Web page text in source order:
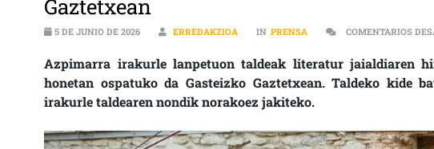
Gaztetxean
5 DE JUNIO DE 2026 ERREDAKZIOA IN PRENSA COMENTARIOS
Azpimarra irakurle lanpetuon taldeak literatur jaialdiaren
honetan ospatuko da Gasteizko Gaztetxean. Taldeko kide
irakurle taldearen nondik norakoez jakiteko.